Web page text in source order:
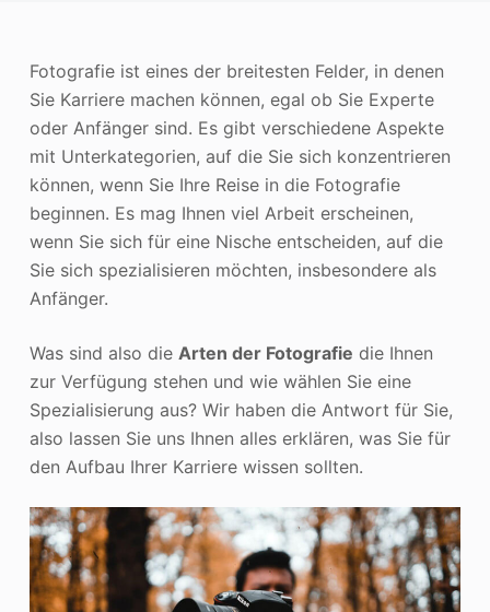
Bild Recopyright
Fotografie ist eines der breitesten Felder, in denen
Sie Karriere machen können, egal ob Sie Experte
oder Anfänger sind. Es gibt verschiedene Aspekte
mit Unterkategorien, auf die Sie sich konzentrieren
können, wenn Sie Ihre Reise in die Fotografie
beginnen. Es mag Ihnen viel Arbeit erscheinen,
wenn Sie sich für eine Nische entscheiden, auf die
Sie sich spezialisieren möchten, insbesondere als
Anfänger.
Was sind also die Arten der Fotografie die Ihnen
zur Verfügung stehen und wie wählen Sie eine
Spezialisierung aus? Wir haben die Antwort für Sie,
also lassen Sie uns Ihnen alles erklären, was Sie für
den Aufbau Ihrer Karriere wissen sollten.